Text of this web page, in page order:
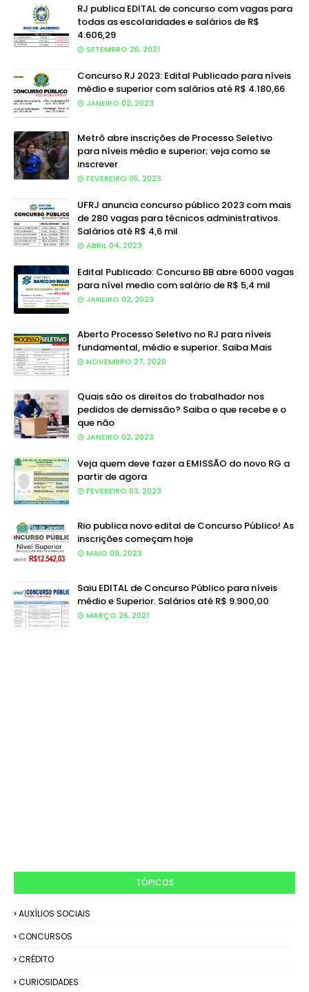
RJ publica EDITAL de concurso com vagas para
todas as escolaridades e salários de R$
4.606,29
SETEMBRO 26, 2021
Concurso RJ 2023: Edital Publicado para níveis
médio e superior com salários até R$ 4.180,66
JANEIRO 02, 2023
Metrô abre inscrições de Processo Seletivo
para níveis médio e superior; veja como se
inscrever
FEVEREIRO 05, 2023
UFRJ anuncia concurso público 2023 com mais
de 280 vagas para técnicos administrativos.
Salários até R$ 4,6 mil
ABRIL 04, 2023
Edital Publicado: Concurso BB abre 6000 vagas
para nível medio com salário de R$ 5,4 mil
JANEIRO 02, 2023
Aberto Processo Seletivo no RJ para níveis
fundamental, médio e superior. Saiba Mais
NOVEMBRO 27, 2020
Quais são os direitos do trabalhador nos
pedidos de demissão? Saiba o que recebe e o
que não
JANEIRO 02, 2023
Veja quem deve fazer a EMISSÃO do novo RG a
partir de agora
FEVEREIRO 03, 2023
Rio publica novo edital de Concurso Público! As
inscrições começam hoje
MAIO 09, 2023
Saiu EDITAL de Concurso Público para níveis
médio e Superior. Salários até R$ 9.900,00
MARÇO 26, 2021
TÓPICOS
AUXÍLIOS SOCIAIS
CONCURSOS
CRÉDITO
CURIOSIDADES